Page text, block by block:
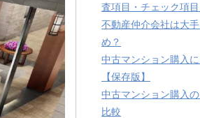
査項目・チェック項
不動産仲介会社は大
め？
中古マンション購入
【保存版】
中古マンション購入
比較